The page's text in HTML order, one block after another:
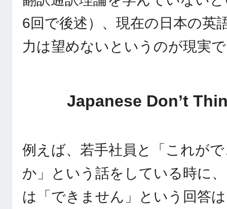
6回で後述）、現在の日本の英
力は望めないというのが現実
Japanese Don’t
例えば、若手社員と「これが
か」という話をしている時に
は「できません」という回答